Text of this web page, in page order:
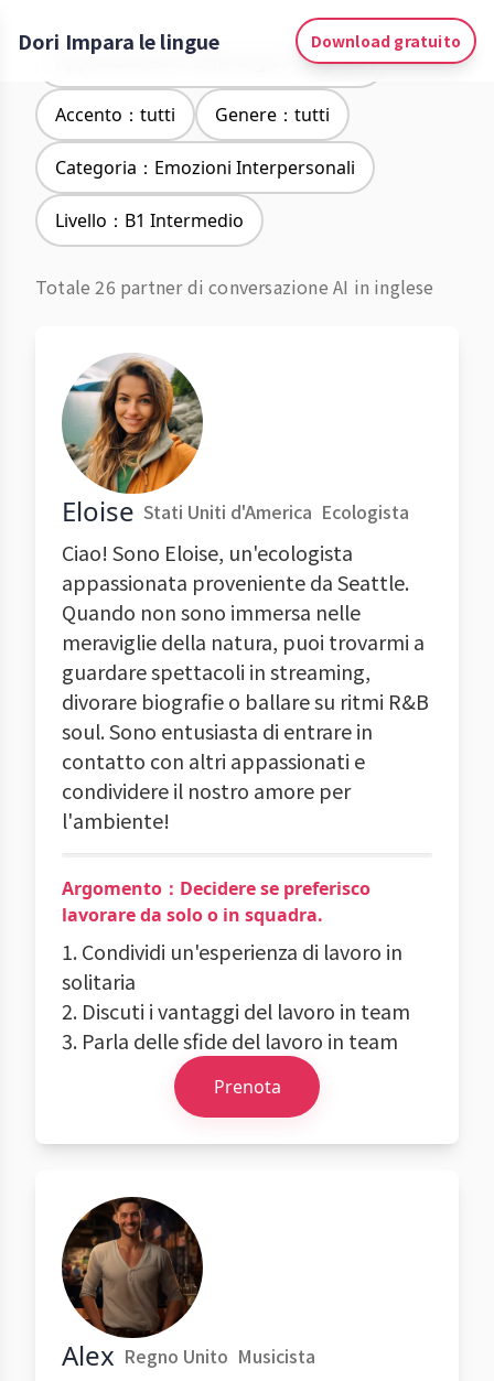
Dori Impara le lingue Download gratuito
Apprendimento delle lingue：Inglese
Accento：tutti Genere：tutti
Categoria：Emozioni Interpersonali
Livello：B1 Intermedio
Totale 26 partner di conversazione AI in inglese
Eloise Stati Uniti d'America Ecologista
Ciao! Sono Eloise, un'ecologista
appassionata proveniente da Seattle.
Quando non sono immersa nelle
meraviglie della natura, puoi trovarmi a
guardare spettacoli in streaming,
divorare biografie o ballare su ritmi R&B
soul. Sono entusiasta di entrare in
contatto con altri appassionati e
condividere il nostro amore per
l'ambiente!
Argomento：Decidere se preferisco
lavorare da solo o in squadra.
1. Condividi un'esperienza di lavoro in
solitaria
2. Discuti i vantaggi del lavoro in team
3. Parla delle sfide del lavoro in team
Prenota
Alex Regno Unito Musicista